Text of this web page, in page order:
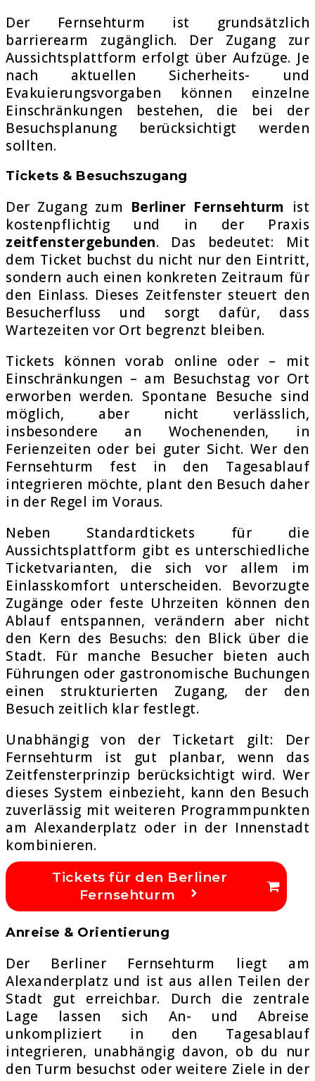
Der Fernsehturm ist grundsätzlich
barrierearm zugänglich. Der Zugang zur
Aussichtsplattform erfolgt über Aufzüge. Je
nach aktuellen Sicherheits- und
Evakuierungsvorgaben können einzelne
Einschränkungen bestehen, die bei der
Besuchsplanung berücksichtigt werden
sollten.
Tickets & Besuchszugang
Der Zugang zum Berliner Fernsehturm ist
kostenpflichtig und in der Praxis
zeitfenstergebunden. Das bedeutet: Mit
dem Ticket buchst du nicht nur den Eintritt,
sondern auch einen konkreten Zeitraum für
den Einlass. Dieses Zeitfenster steuert den
Besucherfluss und sorgt dafür, dass
Wartezeiten vor Ort begrenzt bleiben.
Tickets können vorab online oder – mit
Einschränkungen – am Besuchstag vor Ort
erworben werden. Spontane Besuche sind
möglich, aber nicht verlässlich,
insbesondere an Wochenenden, in
Ferienzeiten oder bei guter Sicht. Wer den
Fernsehturm fest in den Tagesablauf
integrieren möchte, plant den Besuch daher
in der Regel im Voraus.
Neben Standardtickets für die
Aussichtsplattform gibt es unterschiedliche
Ticketvarianten, die sich vor allem im
Einlasskomfort unterscheiden. Bevorzugte
Zugänge oder feste Uhrzeiten können den
Ablauf entspannen, verändern aber nicht
den Kern des Besuchs: den Blick über die
Stadt. Für manche Besucher bieten auch
Führungen oder gastronomische Buchungen
einen strukturierten Zugang, der den
Besuch zeitlich klar festlegt.
Unabhängig von der Ticketart gilt: Der
Fernsehturm ist gut planbar, wenn das
Zeitfensterprinzip berücksichtigt wird. Wer
dieses System einbezieht, kann den Besuch
zuverlässig mit weiteren Programmpunkten
am Alexanderplatz oder in der Innenstadt
kombinieren.
Tickets für den Berliner
Fernsehturm
Anreise & Orientierung
Der Berliner Fernsehturm liegt am
Alexanderplatz und ist aus allen Teilen der
Stadt gut erreichbar. Durch die zentrale
Lage lassen sich An- und Abreise
unkompliziert in den Tagesablauf
integrieren, unabhängig davon, ob du nur
den Turm besuchst oder weitere Ziele in der